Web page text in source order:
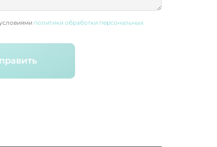
политики обработки персональных